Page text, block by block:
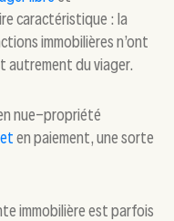
caractéristique : la
immobilières n’ont
autrement du viager.
nue-propriété
en paiement, une sorte
immobilière est parfois